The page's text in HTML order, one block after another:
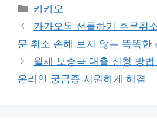
카
테
리
카카오
카카오톡 선물하기 주문취
문 취소 손해 보지 않는 똑똑한
월세 보증금 대출 신청 방
온라인 궁금증 시원하게 해결